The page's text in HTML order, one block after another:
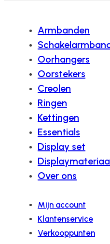
Armbanden
Oorhangers
Oorstekers
Creolen
Ringen
Kettingen
Essentials
Display set
Over ons
Mijn account
Klantenservice
Verkooppunten